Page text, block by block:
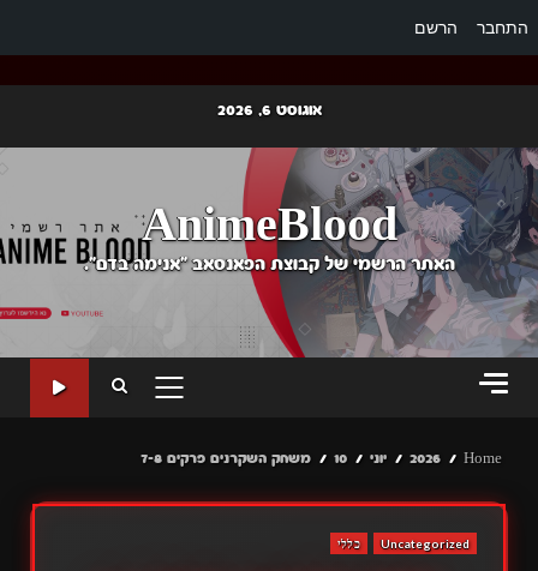
התחבר הרשם
content
אוגוסט 6, 2026
AnimeBlood
האתר הרשמי של קבוצת הפאנסאב "אנימה בדם".
PRIMARY
Home
2026 יוני 10 משחק השקרנים פרקים 7-8
Uncategorized כללי